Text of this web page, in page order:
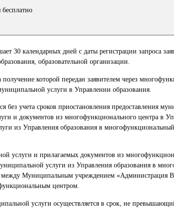
30 календарных дней с даты регистрации запроса
образовательной организации.
которой передан заявителем через
услуги в Управлении образования.
без учета сроков приостановления предоставления
и документов из многофункционального центра в
из Управления образования в
услуги и прилагаемых документов из
услуги из Управления образования в
между Муниципальным учреждением «Администрация
центром.
услуги осуществляется в срок, не